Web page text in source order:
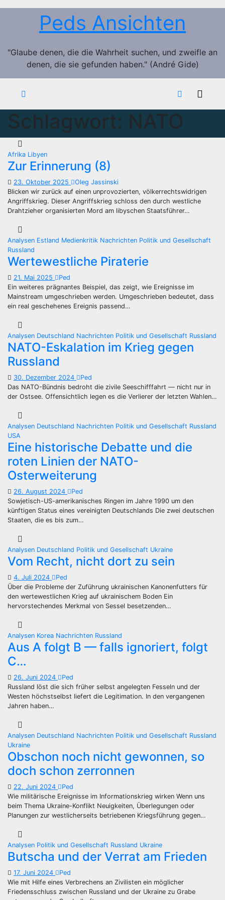
Zum
Peds Ansichten
"Glaube denen, die die Wahrheit suchen, und zweifle an
denen, die sie gefunden haben." (André Gide)
Schlagwort: NATO
Afrika Libyen
Zur Erinnerung (8)
23. Oktober 2025
Oleg Jassinski
Blicken wir zurück auf einen unprovozierten, völkerrechtswidrigen
Angriffskrieg. Dieser Angriffskrieg schloss den durch westliche
Drahtzieher organisierten Mord am libyschen Staatsführer…
Analysen Estland Medienkritik Nachrichten Politik und Gesellschaft
Russland
Wertewestliche Piraterie
21. Mai 2025
Ped
Ein weiteres prägnantes Beispiel, das zeigt, wie Ereignisse im
Mainstream umgeschrieben werden. Umgeschrieben bedeutet, dass
ein real geschehenes Ereignis passend…
Analysen Deutschland Nachrichten Politik und Gesellschaft Russland
NATO-Eskalation im Krieg gegen
Russland
30. Dezember 2024
Ped
Das NATO-Bündnis bedroht die zivile Seeschifffahrt — nicht nur in
der Ostsee. Offensichtlich legen es die Verlierer der letzten Wahlen…
Analysen Deutschland Nachrichten Politik und Gesellschaft Russland
USA
Eine historische Debatte und die
roten Linien der NATO-
Osterweiterung
26. August 2024
Ped
Sowjetisch-US-amerikanisches Ringen im Jahre 1990 um den
künftigen Status eines vereinigten Deutschlands Die zwei deutschen
Staaten, die es bis zum…
Analysen Deutschland Politik und Gesellschaft Ukraine
Vom Recht, nicht dort zu sein
4. Juli 2024
Ped
Über die Probleme der Zuführung ukrainischen Kanonenfutters für
den wertewestlichen Krieg auf ukrainischem Boden Ein
hervorstechendes Merkmal von Sessel besetzenden…
Analysen Korea Nachrichten Russland
Aus A folgt B — falls ignoriert, folgt
C…
26. Juni 2024
Ped
Russland löst die sich früher selbst angelegten Fesseln und der
Westen höchstselbst liefert die Legitimation. In den vergangenen
Jahren haben…
Analysen Deutschland Nachrichten Politik und Gesellschaft Russland
Ukraine
Obschon noch nicht gewonnen, so
doch schon zerronnen
22. Juni 2024
Ped
Wie militärische Ereignisse im Informationskrieg wirken Wenn uns
beim Thema Ukraine-Konflikt Neuigkeiten, Überlegungen oder
Planungen zur westlicherseits betriebenen Kriegsführung gegen…
Analysen Politik und Gesellschaft Russland Ukraine
Butscha und der Verrat am Frieden
17. Juni 2024
Ped
Wie mit Hilfe eines Verbrechens an Zivilisten ein möglicher
Friedensschluss zwischen Russland und der Ukraine zu Grabe